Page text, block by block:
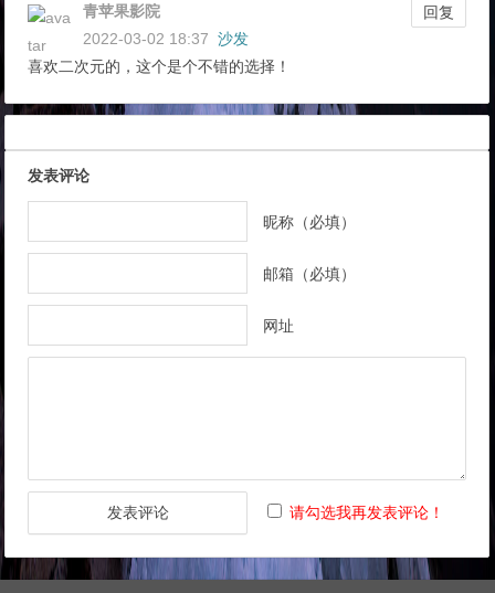
青苹果影院
回复
2022-03-02 18:37 沙发
喜欢二次元的，这个是个不错的选择！
发表评论
昵称（必填）
邮箱（必填）
网址
请勾选我再发表评论！